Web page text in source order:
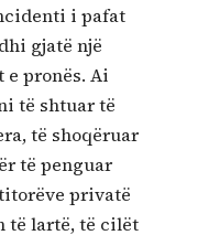
i pafat
gjatë një
pronës. Ai
të shtuar të
të shoqëruar
të penguar
privatë
të lartë, të cilët